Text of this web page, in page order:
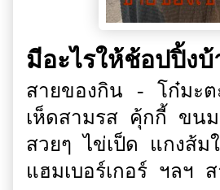
มีอะไรให้ช้อปปิ้ง
สายของกิน - โก๋มะ
เห็ดสามรส คุ้กกี้ ขน
สวยๆ ไข่เป็ด แกงส้ม
แฮมเบอร์เกอร์ ฯล